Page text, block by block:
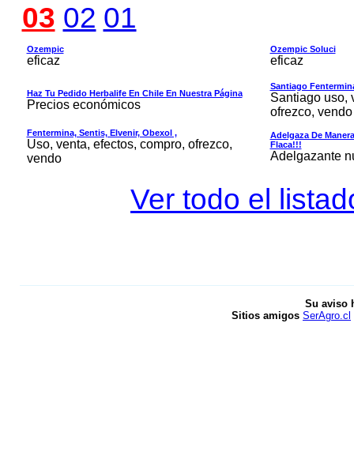
03 02 01
Ozempic
eficaz
Ozempic Soluci
eficaz
Haz Tu Pedido Herbalife En Chile En Nuestra Página
Precios económicos
Santiago
Santiago uso,
ofrezco, vendo
Fentermina, Sentis, Elvenir, Obexol ,
Uso, venta, efectos, compro, ofrezco,
vendo
Adelgaza De
Flaca!!!
Adelgazante
Ver todo el
Su aviso
Sitios amigos SerAgro.cl